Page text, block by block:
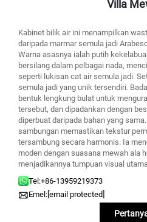
Villa
Kabinet bilik air ini menampilkan
daripada marmar semula jadi
Warna asasnya ialah putih
bersilang dalam pelbagai nada,
seperti lukisan cat air semula jadi.
semula jadi yang unik tersendiri.
bentuk lengkung bulat untuk
tersebut, dan dipadankan dengan
diperbuat daripada bahan yang
sambungan memastikan tekstur
tersambung secara harmonis. Ia
moden dengan suasana mewah ala
menjadikannya tumpuan visual
Tel:+86-13959219373
Emel:[email protected]